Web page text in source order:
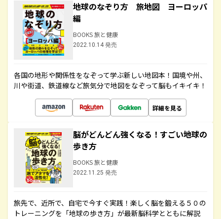
地球のなぞり方 旅地図 ヨーロッパ
編
BOOKS 旅と健康
2022.10.14 発売
各国の地形や関係性をなぞって学ぶ新しい地図本！国境や州、
川や街道、鉄道線など旅気分で地図をなぞって脳もイキイキ！
詳細を見る
脳がどんどん強くなる！すごい地球の
歩き方
BOOKS 旅と健康
2022.11.25 発売
旅先で、近所で、自宅で今すぐ実践！楽しく脳を鍛える５０の
トレーニングを「地球の歩き方」が最新脳科学とともに解説